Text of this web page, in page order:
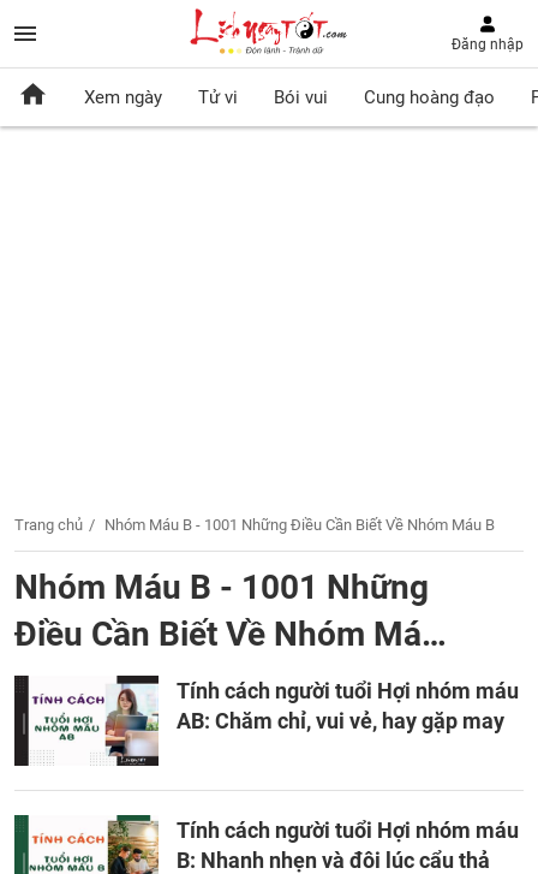
Đăng nhập
Xem ngày Tử vi Bói vui Cung hoàng đạo
Trang chủ Nhóm Máu B - 1001 Những Điều Cần Biết Về Nhóm Máu B
Nhóm Máu B - 1001 Những
Điều Cần Biết Về Nhóm Máu
B
Tính cách người tuổi Hợi nhóm máu
AB: Chăm chỉ, vui vẻ, hay gặp may
Tính cách người tuổi Hợi nhóm máu
B: Nhanh nhẹn và đôi lúc cẩu thả